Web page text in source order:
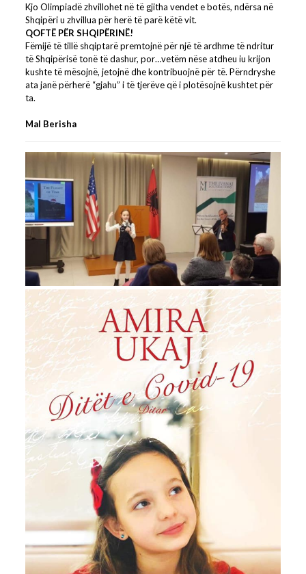
Kjo Olimpiadë zhvillohet në të gjitha vendet e botës, ndërsa në
Shqipëri u zhvillua për herë të parë këtë vit.
QOFTË PËR SHQIPËRINË!
Fëmijë të tillë shqiptarë premtojnë për një të ardhme të ndritur
të Shqipërisë tonë të dashur, por…vetëm nëse atdheu iu krijon
kushte të mësojnë, jetojnë dhe kontribuojnë për të. Përndryshe
ata janë përherë “gjahu” i të tjerëve që i plotësojnë kushtet për
ta.
Mal Berisha